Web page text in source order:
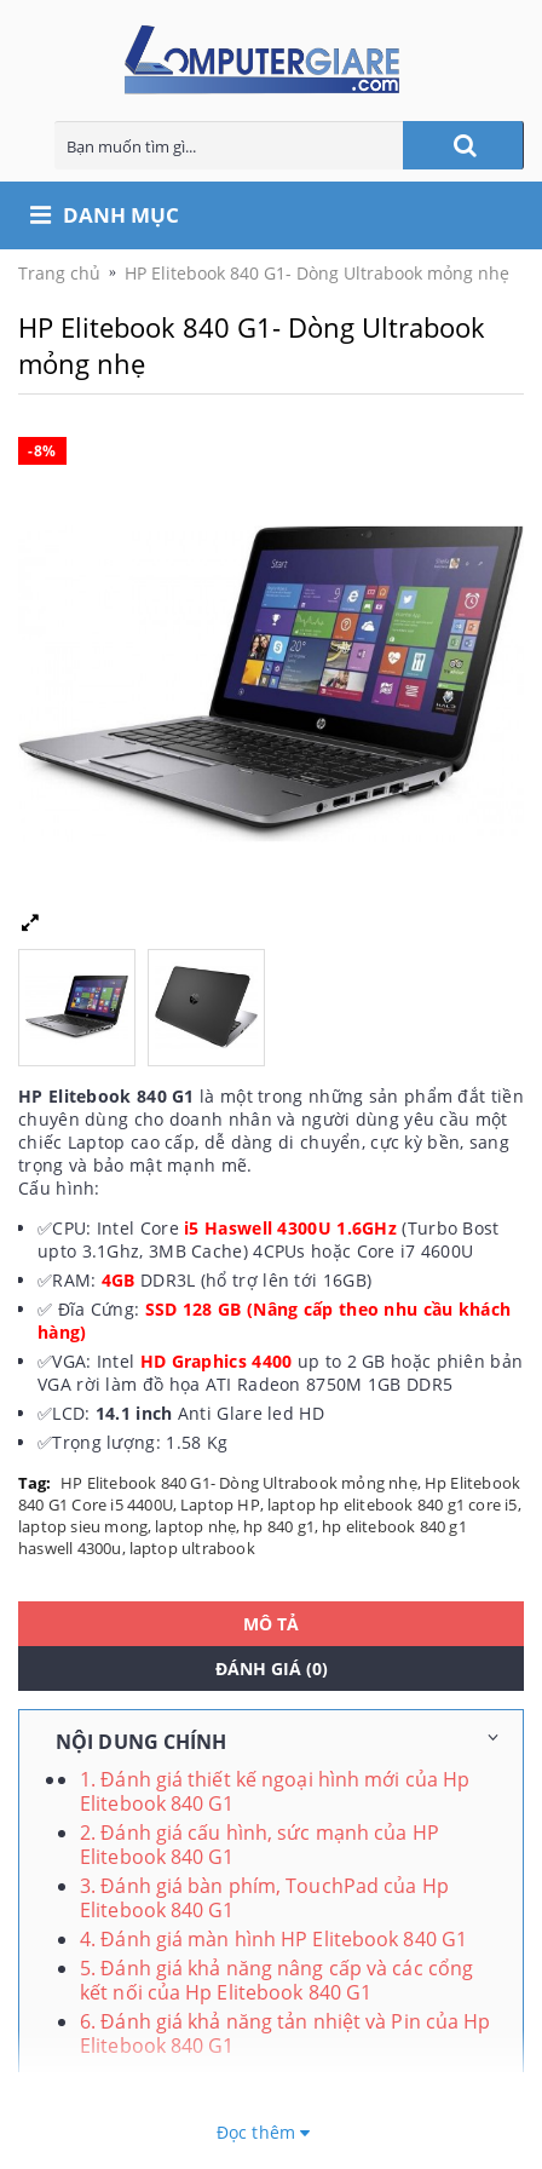
DANH MỤC
Trang chủ HP Elitebook 840 G1- Dòng Ultrabook mỏng nhẹ
HP Elitebook 840 G1- Dòng Ultrabook
mỏng nhẹ
-8%
HP Elitebook 840 G1 là một trong những sản phẩm đắt tiền
chuyên dùng cho doanh nhân và người dùng yêu cầu một
chiếc Laptop cao cấp, dễ dàng di chuyển, cực kỳ bền, sang
trọng và bảo mật mạnh mẽ.
Cấu hình:
✅CPU: Intel Core i5 Haswell 4300U 1.6GHz (Turbo Bost
upto 3.1Ghz, 3MB Cache) 4CPUs hoặc Core i7 4600U
✅RAM: 4GB DDR3L (hổ trợ lên tới 16GB)
✅ Đĩa Cứng: SSD 128 GB (Nâng cấp theo nhu cầu khách
hàng)
✅VGA: Intel HD Graphics 4400 up to 2 GB hoặc phiên bản
VGA rời làm đồ họa ATI Radeon 8750M 1GB DDR5
✅LCD: 14.1 inch Anti Glare led HD
✅Trọng lượng: 1.58 Kg
Tag: HP Elitebook 840 G1- Dòng Ultrabook mỏng nhẹ, Hp Elitebook
840 G1 Core i5 4400U, Laptop HP, laptop hp elitebook 840 g1 core i5,
laptop sieu mong, laptop nhẹ, hp 840 g1, hp elitebook 840 g1
haswell 4300u, laptop ultrabook
MÔ TẢ
ĐÁNH GIÁ (0)
NỘI DUNG CHÍNH
1. Đánh giá thiết kế ngoại hình mới của Hp
Elitebook 840 G1
2. Đánh giá cấu hình, sức mạnh của HP
Elitebook 840 G1
3. Đánh giá bàn phím, TouchPad của Hp
Elitebook 840 G1
4. Đánh giá màn hình HP Elitebook 840 G1
5. Đánh giá khả năng nâng cấp và các cổng
kết nối của Hp Elitebook 840 G1
6. Đánh giá khả năng tản nhiệt và Pin của Hp
Elitebook 840 G1
, ✅Dòng Ultrabook mỏng nhẹ. ✅Giá
Đọc thêm